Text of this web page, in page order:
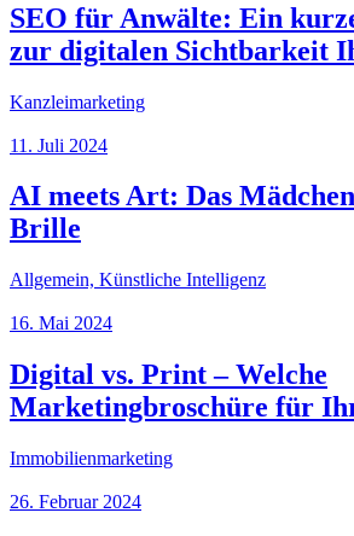
SEO für Anwälte: Ein
zur digitalen Sichtbarkeit
Kanzleimarketing
11. Juli 2024
AI meets Art: Das
Brille
Allgemein, Künstliche Intelligenz
16. Mai 2024
Digital vs. Print – Welche
Marketingbroschüre für
Immobilienmarketing
26. Februar 2024